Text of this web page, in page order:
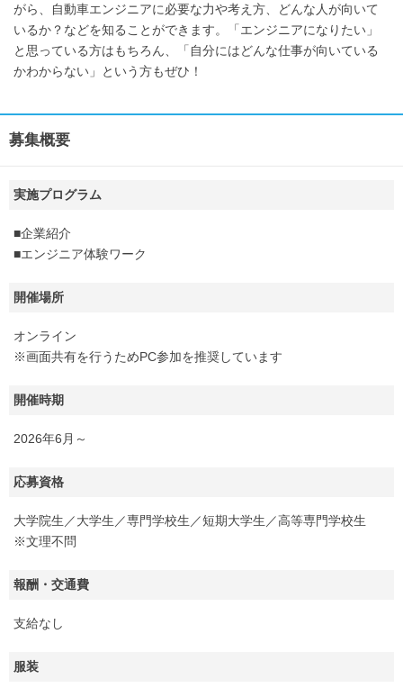
がら、自動車エンジニアに必要な力や考え方、どんな人が向いて
いるか？などを知ることができます。「エンジニアになりたい」
と思っている方はもちろん、「自分にはどんな仕事が向いている
かわからない」という方もぜひ！
募集概要
実施プログラム
■企業紹介
■エンジニア体験ワーク
開催場所
オンライン
※画面共有を行うためPC参加を推奨しています
開催時期
2026年6月～
応募資格
大学院生／大学生／専門学校生／短期大学生／高等専門学校生
※文理不問
報酬・交通費
支給なし
服装